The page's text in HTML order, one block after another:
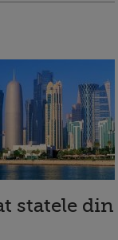
statele din